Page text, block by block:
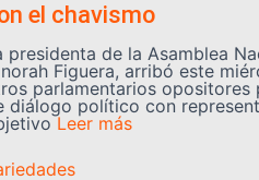
el chavismo
presidenta de la Asamblea
Figuera, arribó este
parlamentarios opositores
diálogo político con
Leer más